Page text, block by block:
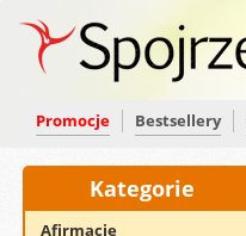
Promocje Bestsellery
Kategorie
Afirmacje